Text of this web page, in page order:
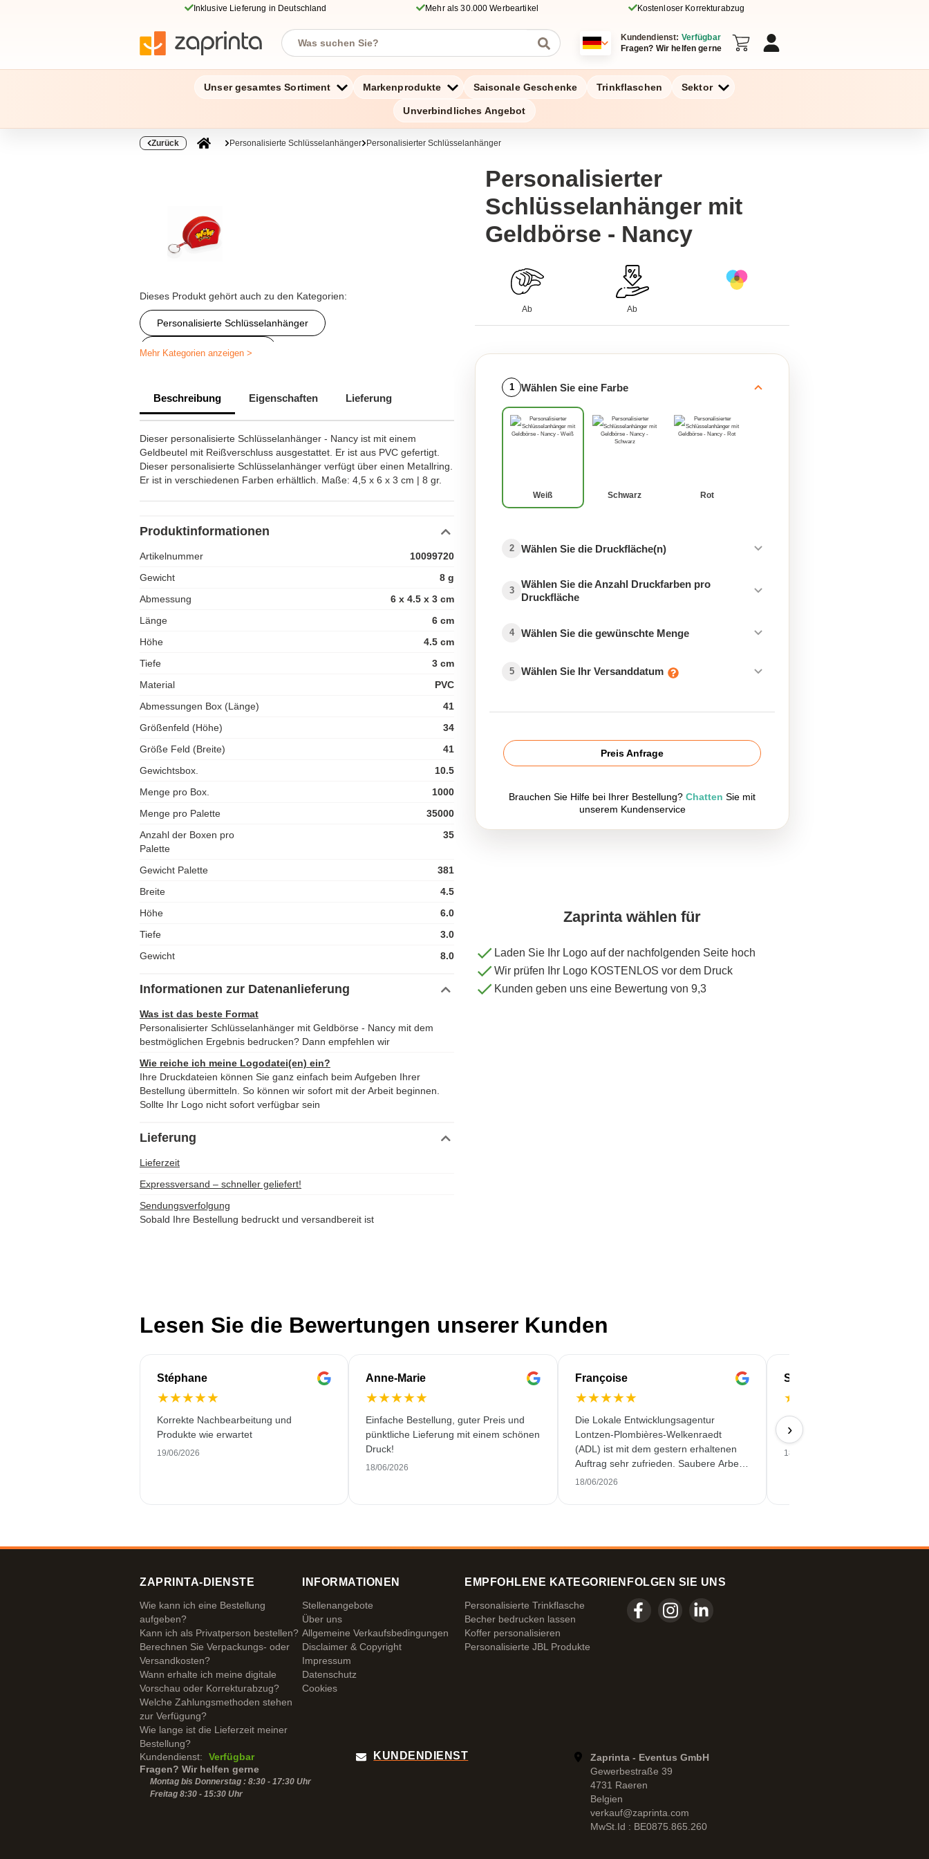
Inklusive Lieferung in Deutschland Mehr als 30.000 Werbeartikel Kostenloser Korrekturabzug
Kundendienst: Verfügbar
Fragen? Wir helfen gerne
Unser gesamtes Sortiment Markenprodukte Saisonale Geschenke Trinkflaschen Sektor
Unverbindliches Angebot
Zurück Personalisierte Schlüsselanhänger Personalisierter Schlüsselanhänger
Dieses Produkt gehört auch zu den Kategorien:
Personalisierte Schlüsselanhänger
Fotoschlüsselanhänger
Schlüsselanhänger personalisiert günstig
Mehr Kategorien anzeigen >
Beschreibung Eigenschaften Lieferung
Dieser personalisierte Schlüsselanhänger - Nancy ist mit einem
Geldbeutel mit Reißverschluss ausgestattet. Er ist aus PVC gefertigt.
Dieser personalisierte Schlüsselanhänger verfügt über einen Metallring.
Er ist in verschiedenen Farben erhältlich. Maße: 4,5 x 6 x 3 cm | 8 gr.
Produktinformationen
Artikelnummer
10099720
Gewicht
8 g
Abmessung
6 x 4.5 x 3 cm
Länge
6 cm
Höhe
4.5 cm
Tiefe
3 cm
Material
PVC
Abmessungen Box (Länge)
41
Größenfeld (Höhe)
34
Größe Feld (Breite)
41
Gewichtsbox.
10.5
Menge pro Box.
1000
Menge pro Palette
35000
Anzahl der Boxen pro
Palette
35
Gewicht Palette
381
Breite
4.5
Höhe
6.0
Tiefe
3.0
Gewicht
8.0
Informationen zur Datenanlieferung
Was ist das beste Format
Personalisierter Schlüsselanhänger mit Geldbörse - Nancy mit dem
bestmöglichen Ergebnis bedrucken? Dann empfehlen wir
Wie reiche ich meine Logodatei(en) ein?
Ihre Druckdateien können Sie ganz einfach beim Aufgeben Ihrer
Bestellung übermitteln. So können wir sofort mit der Arbeit beginnen.
Sollte Ihr Logo nicht sofort verfügbar sein
Lieferung
Lieferzeit
Expressversand – schneller geliefert!
Sendungsverfolgung
Sobald Ihre Bestellung bedruckt und versandbereit ist
Personalisierter
Schlüsselanhänger mit
Geldbörse - Nancy
Ab Ab
1 Wählen Sie eine Farbe
Weiß Schwarz Rot
2 Wählen Sie die Druckfläche(n)
3
Wählen Sie die Anzahl Druckfarben pro
Druckfläche
4 Wählen Sie die gewünschte Menge
5 Wählen Sie Ihr Versanddatum
Preis Anfrage
Brauchen Sie Hilfe bei Ihrer Bestellung? Chatten Sie mit
unserem Kundenservice
Zaprinta wählen für
Laden Sie Ihr Logo auf der nachfolgenden Seite hoch
Wir prüfen Ihr Logo KOSTENLOS vor dem Druck
Kunden geben uns eine Bewertung von 9,3
Lesen Sie die Bewertungen unserer Kunden
Stéphane
★★★★★
Korrekte Nachbearbeitung und
Produkte wie erwartet
19/06/2026
Anne-Marie
★★★★★
Einfache Bestellung, guter Preis und
pünktliche Lieferung mit einem schönen
Druck!
18/06/2026
Françoise
★★★★★
Die Lokale Entwicklungsagentur
Lontzen-Plombières-Welkenraedt
(ADL) ist mit dem gestern erhaltenen
Auftrag sehr zufrieden. Saubere Arbeit
und erstklassiger Service!
18/06/2026
Serife
★
Schnell & Zuverlässig &
Qualität erhalten
18/06/2026
›
ZAPRINTA-DIENSTE
Wie kann ich eine Bestellung
aufgeben?
Kann ich als Privatperson bestellen?
Berechnen Sie Verpackungs- oder
Versandkosten?
Wann erhalte ich meine digitale
Vorschau oder Korrekturabzug?
Welche Zahlungsmethoden stehen
zur Verfügung?
Wie lange ist die Lieferzeit meiner
Bestellung?
INFORMATIONEN
Stellenangebote
Über uns
Allgemeine Verkaufsbedingungen
Disclaimer & Copyright
Impressum
Datenschutz
Cookies
EMPFOHLENE KATEGORIEN
Personalisierte Trinkflasche
Becher bedrucken lassen
Koffer personalisieren
Personalisierte JBL Produkte
FOLGEN SIE UNS
Kundendienst:
Verfügbar
Fragen? Wir helfen gerne
Montag bis Donnerstag : 8:30 - 17:30 Uhr
Freitag 8:30 - 15:30 Uhr
KUNDENDIENST
Zaprinta - Eventus GmbH
Gewerbestraße 39
4731 Raeren
Belgien
verkauf@zaprinta.com
MwSt.Id : BE0875.865.260